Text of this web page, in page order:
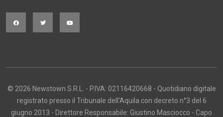
© 2026 Newstown S.R.L. - P.IVA: 02116420668 - Quotidiano digitale
registrato presso il Tribunale dell'Aquila con decreto n°3 del 6
giugno 2013 - Direttore Responsabile: Giustino Masciocco - Capo